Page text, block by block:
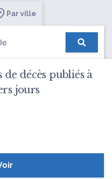
Par ville
décès publiés à
jours